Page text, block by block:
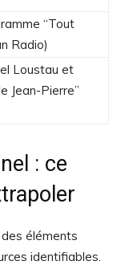
“Tout
Radio)
Loustau et
Jean-Pierre”
: ce
éléments
identifiables.